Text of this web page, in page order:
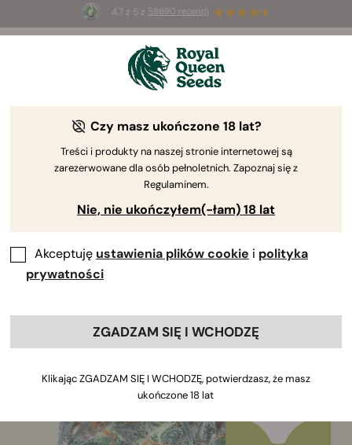
4.7 z 5 z 58690 recenzji
3 nasiona White Widow Auto
Czy masz ukończone 18 lat?
Treści i produkty na naszej stronie internetowej są
zarezerwowane dla osób pełnoletnich. Zapoznaj się z
Regulaminem.
Nie, nie ukończyłem(-łam) 18 lat
Akceptuję ustawienia plików cookie i polityka
prywatności
ZGADZAM SIĘ I WCHODZĘ
Klikając ZGADZAM SIĘ I WCHODZĘ, potwierdzasz, że masz
ukończone 18 lat